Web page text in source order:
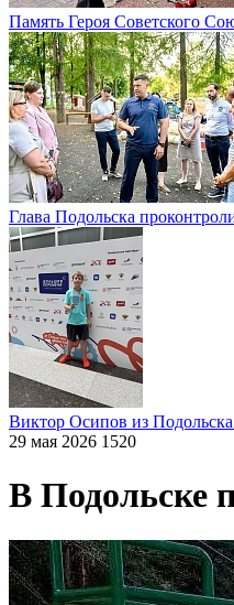
Память Героя Советского
Глава Подольска
Виктор Осипов из
29 мая 2026 1520
В Подольске